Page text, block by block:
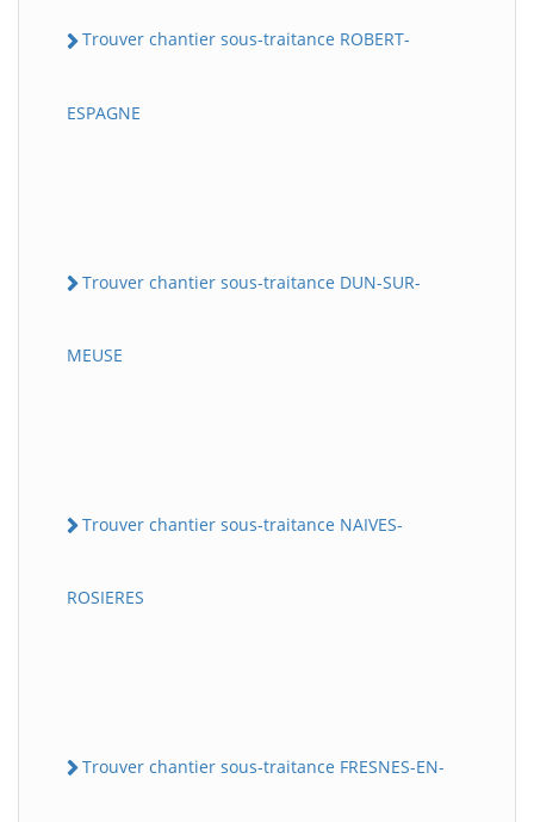
Trouver chantier sous-traitance ROBERT-
ESPAGNE
Trouver chantier sous-traitance DUN-SUR-
MEUSE
Trouver chantier sous-traitance NAIVES-
ROSIERES
Trouver chantier sous-traitance FRESNES-EN-